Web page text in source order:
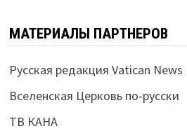
МАТЕРИАЛЫ ПАРТНЕРОВ
Русская редакция Vatican News
Вселенская Церковь по-русски
ТВ КАНА